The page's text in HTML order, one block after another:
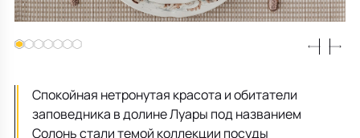
Все для кухни
Детская посуда
Пепельницы
Декоративные блюда
Душевая зона
Мебель для ванной
Аксессуары для ванной
Чехлы на подушку
Подушки-вкладыши
Мебель для хранения
Декор дома
Терраса и балкон
Спокойная нетронутая красота и обитатели
заповедника в долине Луары под названием
Солонь стали темой коллекции посуды